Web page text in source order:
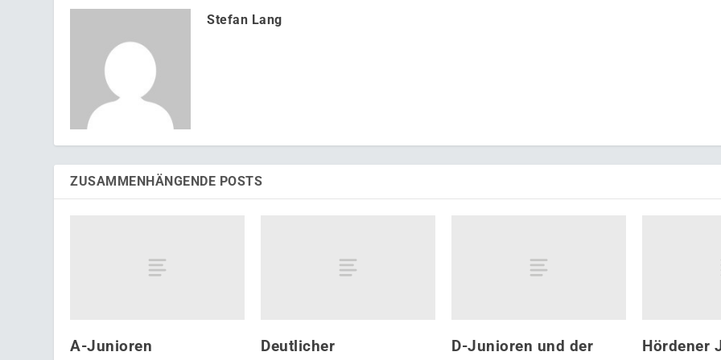
Stefan Lang
ZUSAMMENHÄNGENDE POSTS
A-Junioren
Deutlicher
D-Junioren und der
Hördener